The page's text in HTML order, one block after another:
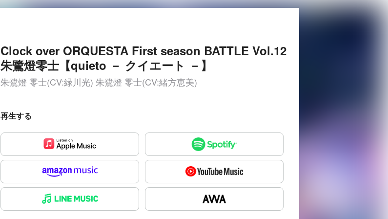
Clock over ORQUESTA First season BATTLE Vol.12
朱鷺燈零士【quieto － クイエート －】
朱鷺燈 零士(CV:緑川光) 朱鷺燈 零士(CV:緒方恵美)
再生する